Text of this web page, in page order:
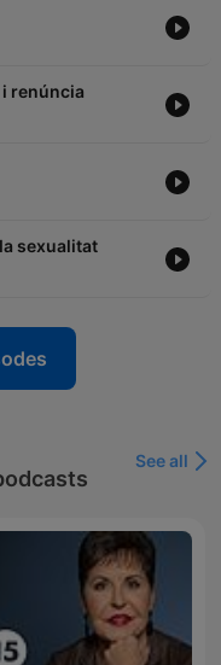
renúncia
sexualitat
See all